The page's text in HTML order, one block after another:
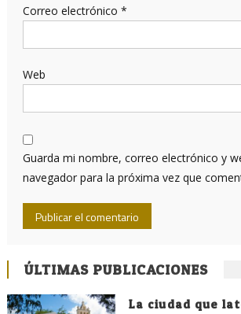
Correo electrónico *
Web
Guarda mi nombre, correo electrónico y
navegador para la próxima vez que
ÚLTIMAS PUBLICACIONES
La ciudad que